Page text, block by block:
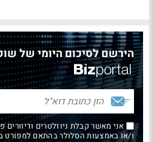
הירשם לסיכום היומי של
אני מאשר קבלת ניוזלטרים ודיוורים
ו/או באמצעות הסלולר בהתאם למפורט בסעיף 10